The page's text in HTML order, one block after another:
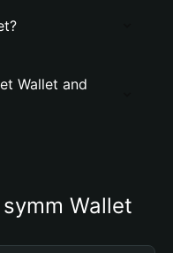
Wallet and
Wallet